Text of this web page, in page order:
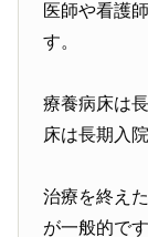
医師や看護
す。
療養病床は
床は長期入
治療を終え
が一般的です